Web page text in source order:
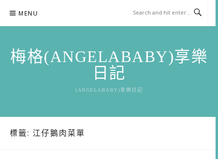
content
MENU
梅格(ANGELABABY)享樂
日記
(ANGELABABY)享樂日記
標籤: 江仔鵝肉菜單